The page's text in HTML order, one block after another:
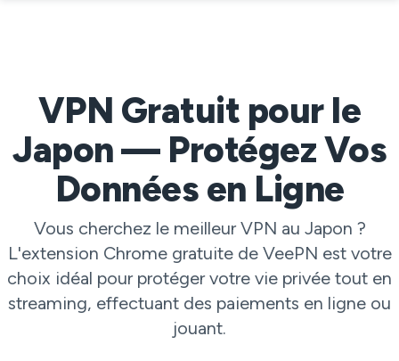
VPN Gratuit pour le
Japon — Protégez Vos
Données en Ligne
Vous cherchez le meilleur VPN au Japon ?
L'extension Chrome gratuite de VeePN est votre
choix idéal pour protéger votre vie privée tout en
streaming, effectuant des paiements en ligne ou
jouant.